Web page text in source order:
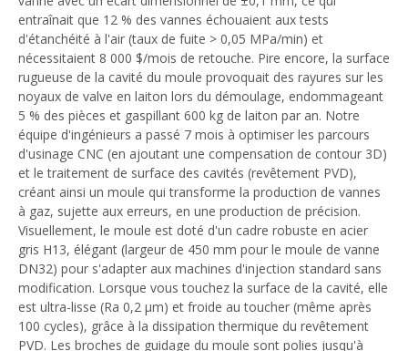
entraînait que 12 % des vannes échouaient aux tests
d'étanchéité à l'air (taux de fuite > 0,05 MPa/min) et
nécessitaient 8 000 $/mois de retouche. Pire encore, la surface
rugueuse de la cavité du moule provoquait des rayures sur les
noyaux de valve en laiton lors du démoulage, endommageant
5 % des pièces et gaspillant 600 kg de laiton par an. Notre
équipe d'ingénieurs a passé 7 mois à optimiser les parcours
d'usinage CNC (en ajoutant une compensation de contour 3D)
et le traitement de surface des cavités (revêtement PVD),
créant ainsi un moule qui transforme la production de vannes
à gaz, sujette aux erreurs, en une production de précision.
Visuellement, le moule est doté d'un cadre robuste en acier
gris H13, élégant (largeur de 450 mm pour le moule de vanne
DN32) pour s'adapter aux machines d'injection standard sans
modification. Lorsque vous touchez la surface de la cavité, elle
est ultra-lisse (Ra 0,2 μm) et froide au toucher (même après
100 cycles), grâce à la dissipation thermique du revêtement
PVD. Les broches de guidage du moule sont polies jusqu'à